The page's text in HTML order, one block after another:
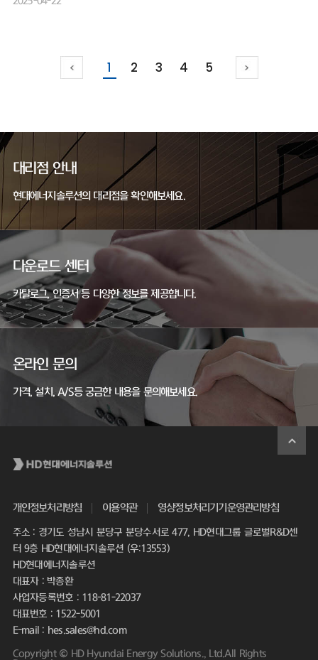
1 2 3 4 5
대리점 안내
현대에너지솔루션의 대리점을 확인해보세요.
다운로드 센터
카탈로그, 인증서 등 다양한 정보를 제공합니다.
온라인 문의
가격, 설치, A/S등 궁금한 내용을 문의해보세요.
개인정보처리방침 이용약관 영상정보처리기기운영관리방침
주소 : 경기도 성남시 분당구 분당수서로 477, HD현대그룹 글로벌R&D센
터 9층 HD현대에너지솔루션 (우:13553)
HD현대에너지솔루션
대표자 : 박종환
사업자등록번호 : 118-81-22037
대표번호 : 1522-5001
E-mail : hes.sales@hd.com
Copyright © HD Hyundai Energy Solutions., Ltd.All Rights